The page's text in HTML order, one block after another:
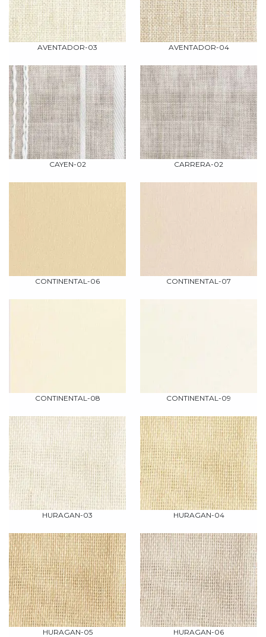
AVENTADOR-03 AVENTADOR-04
CAYEN-02 CARRERA-02
CONTINENTAL-06 CONTINENTAL-07
CONTINENTAL-08 CONTINENTAL-09
HURAGAN-03 HURAGAN-04
HURAGAN-05 HURAGAN-06